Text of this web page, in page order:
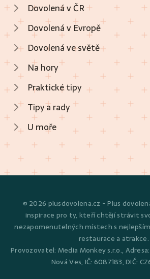
Dovolená v ČR
Dovolená v Evropě
Dovolená ve světě
Na hory
Praktické tipy
Tipy a rady
U moře
© 2026 plusdovolena.cz - Plus
inspirace pro ty, kteří chtějí strávit
nezapomenutelných místech s
restaurace a atrakce.
Provozovatel: Media Monkey s.r.o.,
Nová Ves, IČ: 6087183, DIČ: